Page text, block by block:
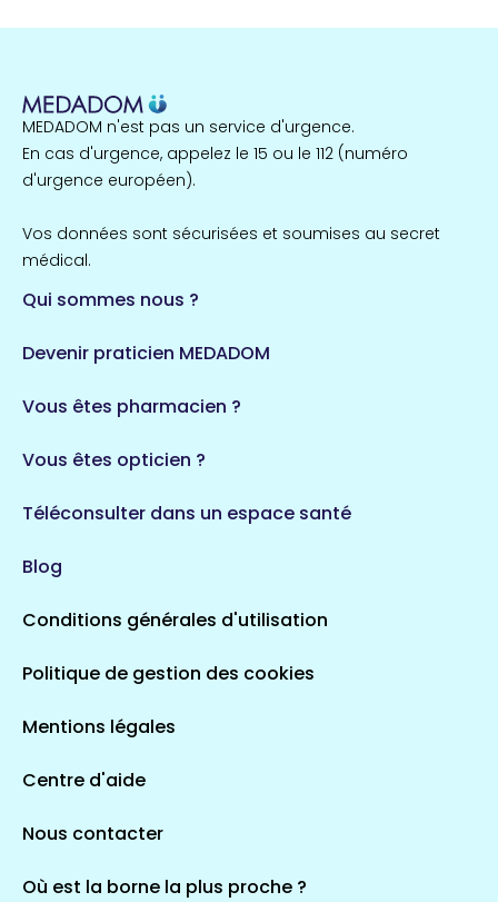
Île-de-France
857 espaces de santé
124 espaces de santé
Auvergne-Rhône-Alpes
720 espaces de santé
693 espaces de santé
324 espaces de santé
Côtes-d'Armor
Maine-et-Loire
Loiret
Loir-et-Cher
36 espaces de santé
1 espaces de santé
1 espaces de santé
Saint-Agathon
MEDADOM n'est pas un service d'urgence.
En cas d'urgence, appelez le 15 ou le 112 (numéro
d'urgence européen).
Vos données sont sécurisées et soumises au secret
médical.
Qui sommes nous ?
Devenir praticien MEDADOM
Vous êtes pharmacien ?
Vous êtes opticien ?
Téléconsulter dans un espace santé
Blog
Conditions générales d'utilisation
Politique de gestion des cookies
Mentions légales
Centre d'aide
Nous contacter
Où est la borne la plus proche ?